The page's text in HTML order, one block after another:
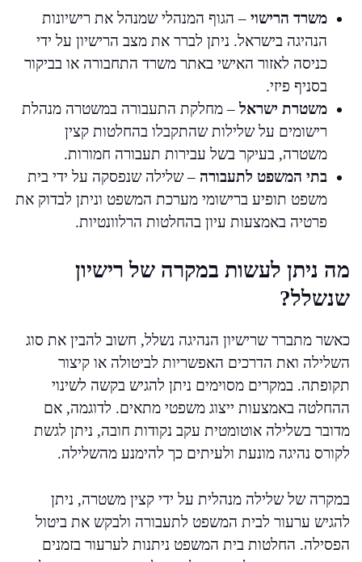
משרד הרישוי – הגוף המנהלי שמנהל את רישיונות
הנהיגה בישראל. ניתן לברר את מצב הרישיון על ידי
כניסה לאזור האישי באתר משרד התחבורה או בביקור
בסניף פיזי.
משטרת ישראל– מחלקת התעבורה במשטרה מנהלת
רישומים על שלילות שהתקבלו בהחלטות קצין
משטרה, בעיקר בשל עבירות תעבורה חמורות.
בתי המשפט לתעבורה – שלילה שנפסקה על ידי בית
משפט תופיע ברישומי מערכת המשפט וניתן לבדוק את
פרטיה באמצעות עיון בהחלטות הרלוונטיות.
מה ניתן לעשות במקרה של רישיון
שנשלל?
כאשר מתברר שרישיון הנהיגה נשלל, חשוב להבין את סוג
השלילה ואת הדרכים האפשריות לביטולה או קיצור
תקופתה. במקרים מסוימים ניתן להגיש בקשה לשינוי
ההחלטה באמצעות ייצוג משפטי מתאים. לדוגמה, אם
מדובר בשלילה אוטומטית עקב נקודות חובה, ניתן לגשת
לקורס נהיגה מונעת ולעיתים כך להימנע מהשלילה.
במקרה של שלילה מנהלית על ידי קצין משטרה, ניתן
להגיש ערעור לבית המשפט לתעבורה ולבקש את ביטול
הפסילה. החלטות בית המשפט ניתנות לערעור בזמנים